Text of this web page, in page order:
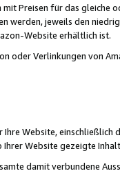
mit Preisen für das
werden, jeweils den
Website erhältlich ist.
oder Verlinkungen von
Website,
Website gezeigte
damit verbundene